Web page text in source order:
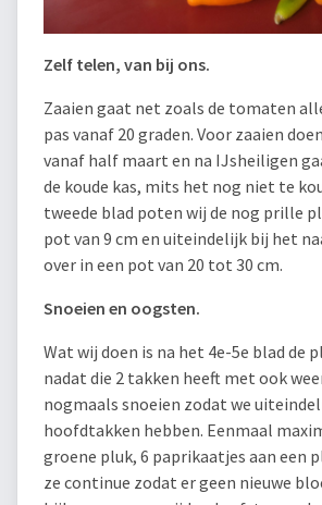
Zelf telen, van bij ons.
Zaaien gaat net zoals de tomaten
pas vanaf 20 graden. Voor zaaien
vanaf half maart en na IJsheiligen
de koude kas, mits het nog niet te
tweede blad poten wij de nog prille
pot van 9 cm en uiteindelijk bij het
over in een pot van 20 tot 30 cm.
Snoeien en oogsten.
Wat wij doen is na het 4e-5e blad de
nadat die 2 takken heeft met ook
nogmaals snoeien zodat we
hoofdtakken hebben. Eenmaal
groene pluk, 6 paprikaatjes aan een
ze continue zodat er geen nieuwe